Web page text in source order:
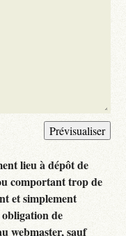
lieu à dépôt de
comportant trop de
et simplement
de
webmaster, sauf